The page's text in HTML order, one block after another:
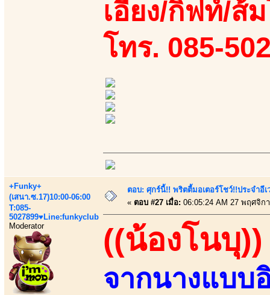
เอี้ยง/กิฟท์/ส้
โทร. 085-
+Funky+
(เสนา.ซ.17)10:00-06:00
T:085-
5027899♥Line:funkyclub
Moderator
ตอบ: ศุกร์นี้!! พริตตี้มอเตอร์โชว์!!ประจำอี
« ตอบ #27 เมื่อ: 06:05:24 AM 27 พฤศจิก
((น้องโนบุ))
จากนางแบบ